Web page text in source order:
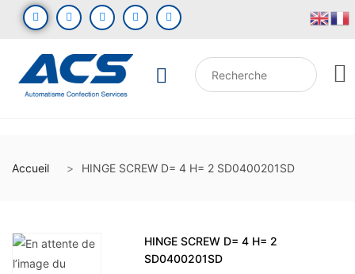
Accueil HINGE SCREW D= 4 H= 2 SD0400201SD
HINGE SCREW D= 4 H= 2
SD0400201SD